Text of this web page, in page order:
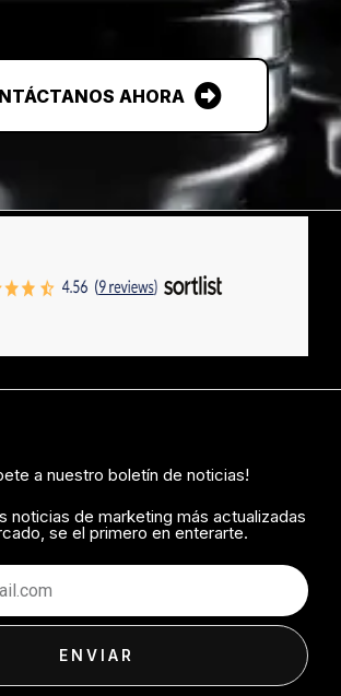
AHORA
a nuestro boletín de noticias!
noticias de marketing más actualizadas
se el primero en enterarte.
ENVIAR